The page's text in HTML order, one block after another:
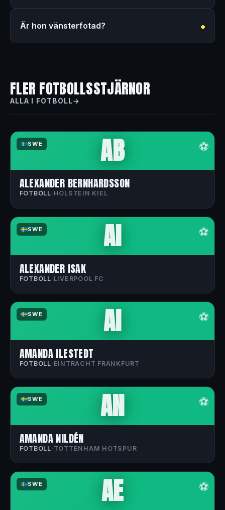
Är hon vänsterfotad?
FLER FOTBOLLSSTJÄRNOR
ALLA I FOTBOLL
SWE ⚽
AB
ALEXANDER BERNHARDSSON
FOTBOLL· HOLSTEIN KIEL
SWE ⚽
AI
ALEXANDER ISAK
FOTBOLL· LIVERPOOL FC
SWE ⚽
AI
AMANDA ILESTEDT
FOTBOLL· EINTRACHT FRANKFURT
SWE ⚽
AN
AMANDA NILDÉN
FOTBOLL· TOTTENHAM HOTSPUR
SWE ⚽
AE